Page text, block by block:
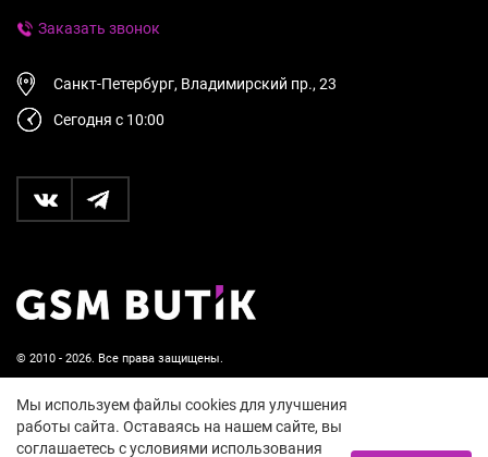
© 2010 - 2026. Все права защищены.
Пользовательское соглашение и политика
конфиденциальности
Заказать звонок
Санкт-Петербург, Владимирский пр., 23
Сегодня с 10:00
Мы используем файлы cookies для улучшения
работы сайта. Оставаясь на нашем сайте, вы
соглашаетесь с условиями использования